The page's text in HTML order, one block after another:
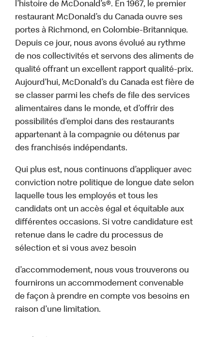
l’histoire de McDonald’s®. En 1967, le premier
restaurant McDonald’s du Canada ouvre ses
portes à Richmond, en Colombie-Britannique.
Depuis ce jour, nous avons évolué au rythme
de nos collectivités et servons des aliments de
qualité offrant un excellent rapport qualité-prix.
Aujourd’hui, McDonald’s du Canada est fière de
se classer parmi les chefs de file des services
alimentaires dans le monde, et d’offrir des
possibilités d’emploi dans des restaurants
appartenant à la compagnie ou détenus par
des franchisés indépendants.
Qui plus est, nous continuons d’appliquer avec
conviction notre politique de longue date selon
laquelle tous les employés et tous les
candidats ont un accès égal et équitable aux
différentes occasions. Si votre candidature est
retenue dans le cadre du processus de
sélection et si vous avez besoin
d’accommodement, nous vous trouverons ou
fournirons un accommodement convenable
de façon à prendre en compte vos besoins en
raison d’une limitation.